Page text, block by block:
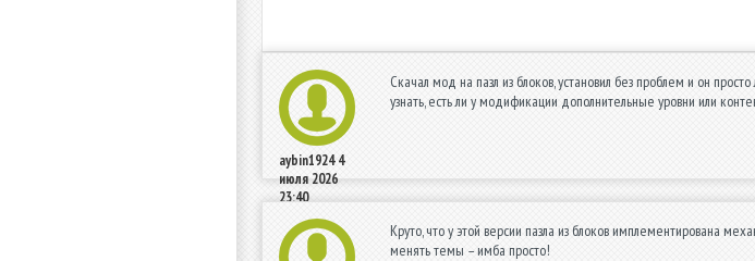
aybin1924 4
июля 2026
23:40
Скачал мод на пазл из блоков, установил без проблем и он
узнать, есть ли у модификации дополнительные уровни или
Круто, что у этой версии пазла из блоков имплементирована
менять темы – имба просто!